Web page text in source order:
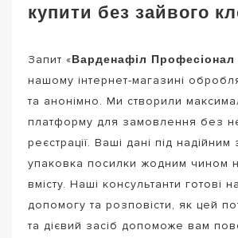
купити без зайвого
Запит «Варденафіл Професіонал
нашому інтернет-магазині
та анонімно. Ми створили
платформу для замовлення без
реєстрації. Ваші дані під надійним
упаковка посилки жодним чином
вмісту. Наші консультанти готові
допомогу та розповісти, як цей
та дієвий засіб допоможе вам